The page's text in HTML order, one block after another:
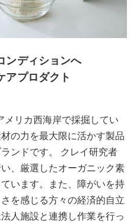
ンディションへ
アプロダクト
メリカ西海岸で採掘してい
の力を最大限に活かす製品
ンドです。 クレイ研究者
、厳選したオーガニック素
います。また、障がいを持
を感じる方々の経済的自立
人施設と連携し作業を行っ
〜 円
全て表示
検索